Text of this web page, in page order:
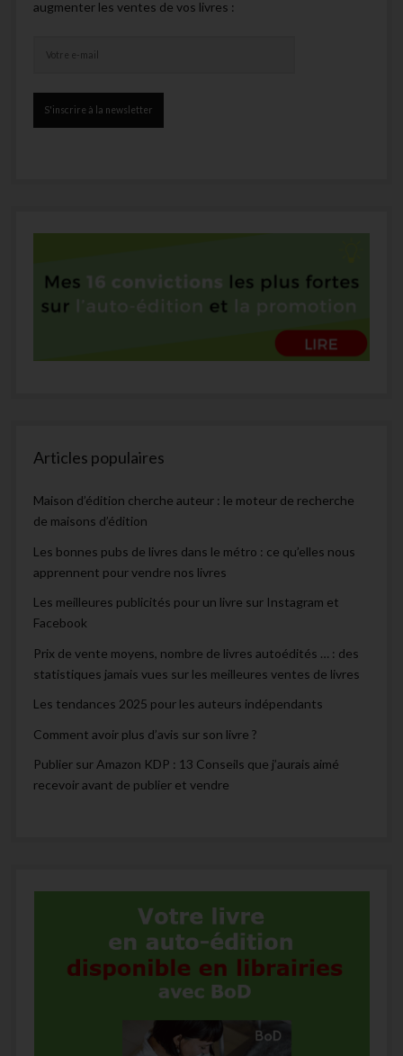
augmenter les ventes de vos livres :
Articles populaires
Maison d’édition cherche auteur : le moteur de recherche
de maisons d’édition
Les bonnes pubs de livres dans le métro : ce qu’elles nous
apprennent pour vendre nos livres
Les meilleures publicités pour un livre sur Instagram et
Facebook
Prix de vente moyens, nombre de livres autoédités … : des
statistiques jamais vues sur les meilleures ventes de livres
Les tendances 2025 pour les auteurs indépendants
Comment avoir plus d’avis sur son livre ?
Publier sur Amazon KDP : 13 Conseils que j’aurais aimé
recevoir avant de publier et vendre